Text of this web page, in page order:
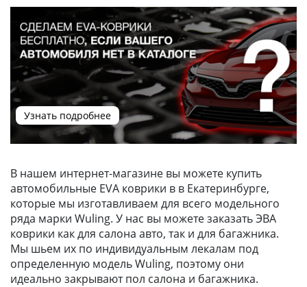
Узнать подробнее
В нашем интернет-магазине вы можете купить
автомобильные EVA коврики в в Екатеринбурге,
которые мы изготавливаем для всего модельного
ряда марки Wuling. У нас вы можете заказать ЭВА
коврики как для салона авто, так и для багажника.
Мы шьем их по индивидуальным лекалам под
определенную модель Wuling, поэтому они
идеально закрывают пол салона и багажника.